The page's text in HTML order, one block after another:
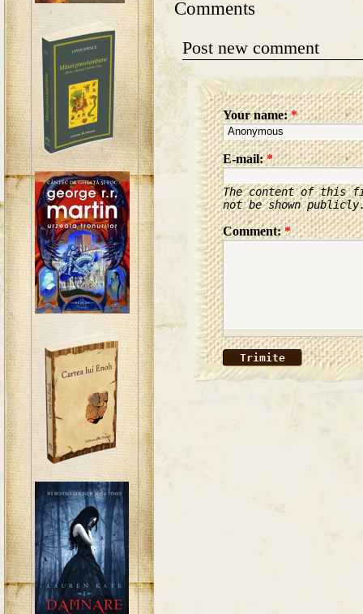
Comments
Post new comment
Your name:*
E-mail:*
The content of this
not be shown
Comment:*